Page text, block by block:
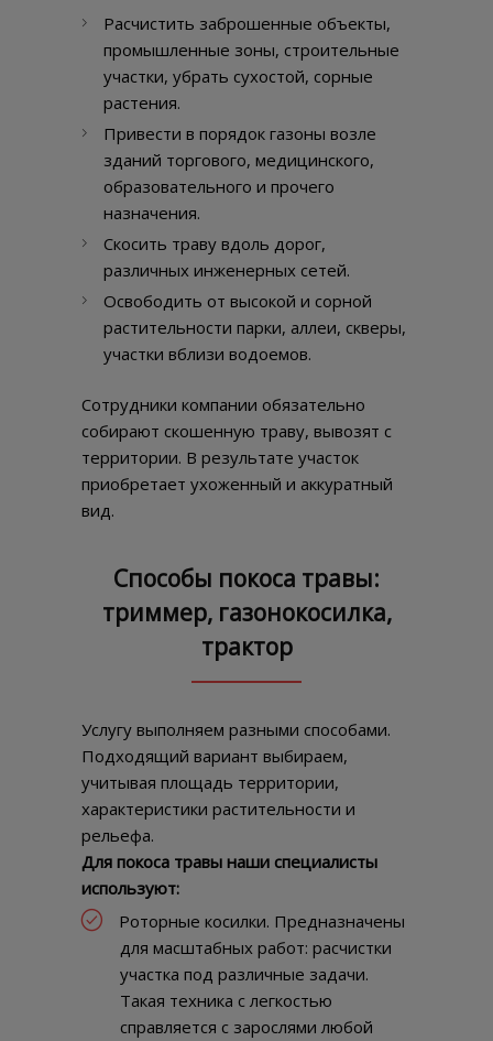
Расчистить заброшенные объекты,
промышленные зоны, строительные
участки, убрать сухостой, сорные
растения.
Привести в порядок газоны возле
зданий торгового, медицинского,
образовательного и прочего
назначения.
Скосить траву вдоль дорог,
различных инженерных сетей.
Освободить от высокой и сорной
растительности парки, аллеи, скверы,
участки вблизи водоемов.
Сотрудники компании обязательно
собирают скошенную траву, вывозят с
территории. В результате участок
приобретает ухоженный и аккуратный
вид.
Способы покоса травы:
триммер, газонокосилка,
трактор
Услугу выполняем разными способами.
Подходящий вариант выбираем,
учитывая площадь территории,
характеристики растительности и
рельефа.
Для покоса травы наши специалисты
используют:
Роторные косилки. Предназначены
для масштабных работ: расчистки
участка под различные задачи.
Такая техника с легкостью
справляется с зарослями любой